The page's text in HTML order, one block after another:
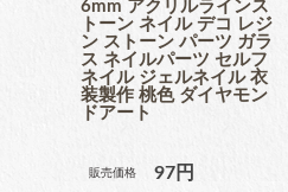
ブリオン
6mm アクリルラインス
トーン ネイル デコ レジ
ン ストーン パーツ ガラ
ス ネイルパーツ セルフ
ネイル ジェルネイル 衣
装製作 桃色 ダイヤモン
ドアート
販売価格 97円